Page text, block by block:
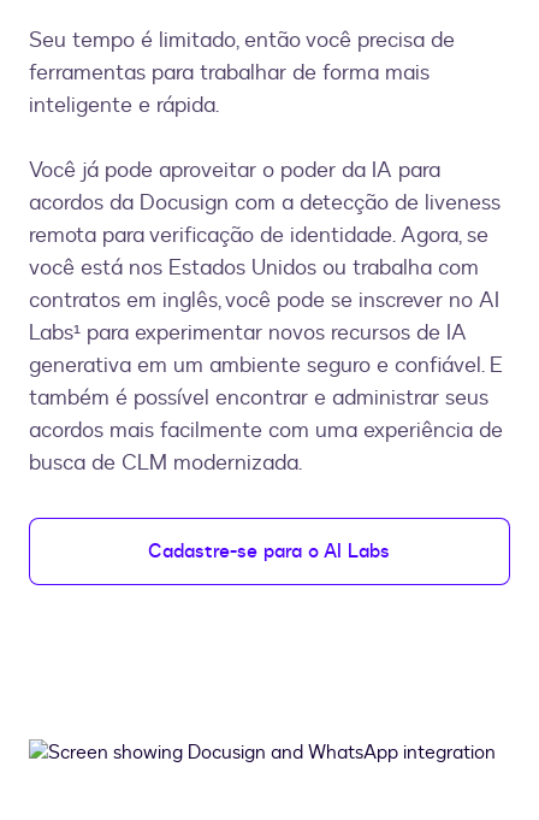
Seu tempo é limitado, então você precisa de
ferramentas para trabalhar de forma mais
inteligente e rápida.
Você já pode aproveitar o poder da IA para
acordos da Docusign com a detecção de liveness
remota para verificação de identidade. Agora, se
você está nos Estados Unidos ou trabalha com
contratos em inglês, você pode se inscrever no AI
Labs¹ para experimentar novos recursos de IA
generativa em um ambiente seguro e confiável. E
também é possível encontrar e administrar seus
acordos mais facilmente com uma experiência de
busca de CLM modernizada.
Cadastre-se para o AI Labs